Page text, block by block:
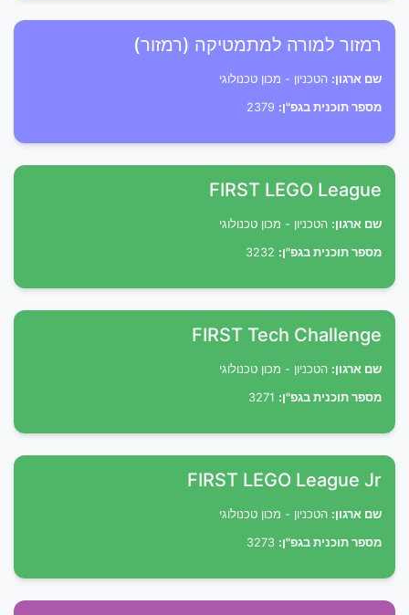
רמזור למורה למתמטיקה (רמזור)
שם ארגון: הטכניון - מכון טכנולוגי
מספר תוכנית בגפ"ן:
FIRST LEGO League
שם ארגון: הטכניון - מכון טכנולוגי
מספר תוכנית בגפ"ן:
FIRST Tech Challenge
שם ארגון: הטכניון - מכון טכנולוגי
מספר תוכנית בגפ"ן:
FIRST LEGO League Jr
שם ארגון: הטכניון - מכון טכנולוגי
מספר תוכנית בגפ"ן: